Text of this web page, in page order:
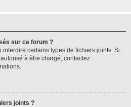
sur ce forum ?
interdire certains types de fichiers joints. Si
à être chargé, contactez
joints ?